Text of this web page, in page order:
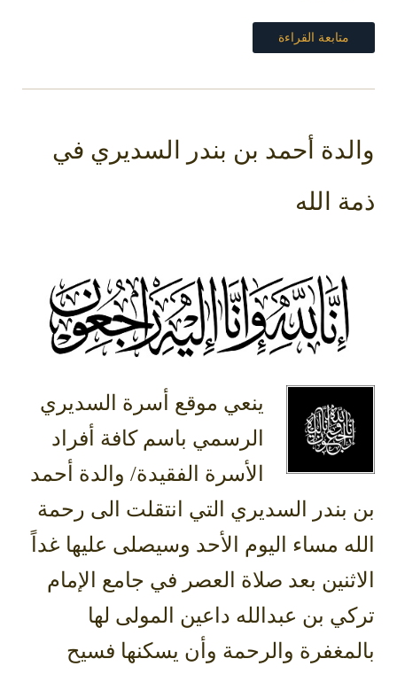
متابعة القراءة
والدة أحمد بن بندر السديري في
ذمة الله
ينعي موقع أسرة السديري
الرسمي باسم كافة أفراد
الأسرة الفقيدة/ والدة أحمد
بن بندر السديري التي انتقلت الى رحمة
الله مساء اليوم الأحد وسيصلى عليها غداً
الاثنين بعد صلاة العصر في جامع الإمام
تركي بن عبدالله داعين المولى لها
بالمغفرة والرحمة وأن يسكنها فسيح